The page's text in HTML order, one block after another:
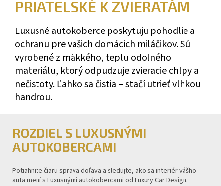
PRIATELSKÉ K ZVIERATÁM
Luxusné autokoberce poskytuju pohodlie a
ochranu pre vašich domácich miláčikov. Sú
vyrobené z mäkkého, teplu odolného
materiálu, ktorý odpudzuje zvieracie chlpy a
nečistoty. Ľahko sa čistia – stačí utrieť vlhkou
handrou.
ROZDIEL S LUXUSNÝMI
AUTOKOBERCAMI
Potiahnite čiaru sprava doľava a sledujte, ako sa interiér vášho
auta mení s Luxusnými autokobercami od Luxury Car Design.